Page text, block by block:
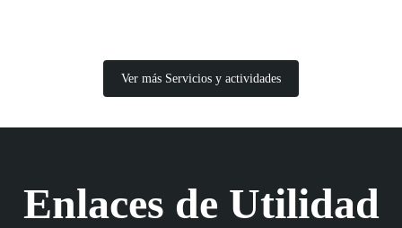
Ver más Servicios y actividades
Enlaces de Utilidad